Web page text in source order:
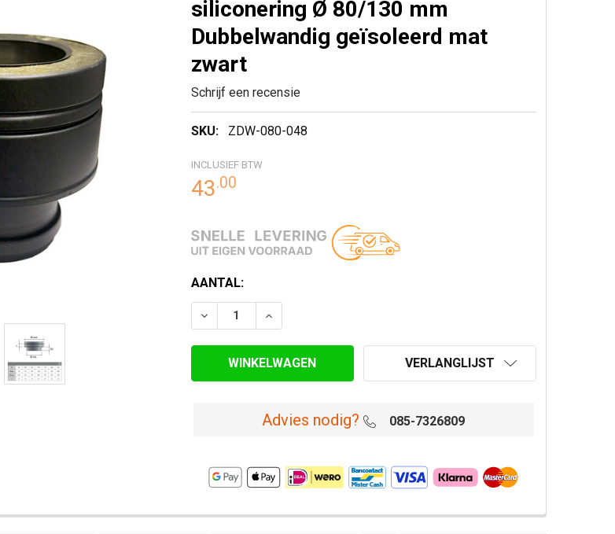
siliconering Ø 80/130 mm
Dubbelwandig geïsoleerd mat
zwart
Schrijf een recensie
SKU: ZDW-080-048
INCLUSIEF BTW
43.00
HUIDIGE
VOORRAAD:
AANTAL:
VERLAAG AANTAL VAN ONDERAANSLUITSTUK VROUWELIJK INCL
VERHOOG AANTAL VAN ONDERAANSLUITSTUK
VERLANGLIJST
Advies nodig? 085-7326809